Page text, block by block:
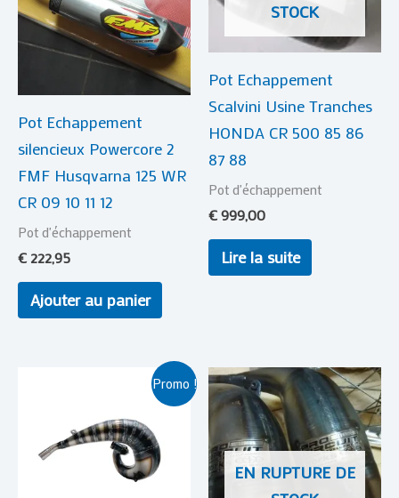
Pot Echappement
silencieux Powercore 2
FMF Husqvarna 125 WR
CR 09 10 11 12
Pot d'échappement
€ 222,95
Ajouter au panier
STOCK
Pot Echappement
Scalvini Usine Tranches
HONDA CR 500 85 86
87 88
Pot d'échappement
€999,00
Lire la suite
Promo !
était :
€ 409,00.
prix
est :
€ 389,00.
EN RUPTURE DE